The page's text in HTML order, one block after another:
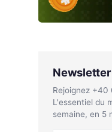
Rejoignez +40
L'essentiel du
semaine, en 5